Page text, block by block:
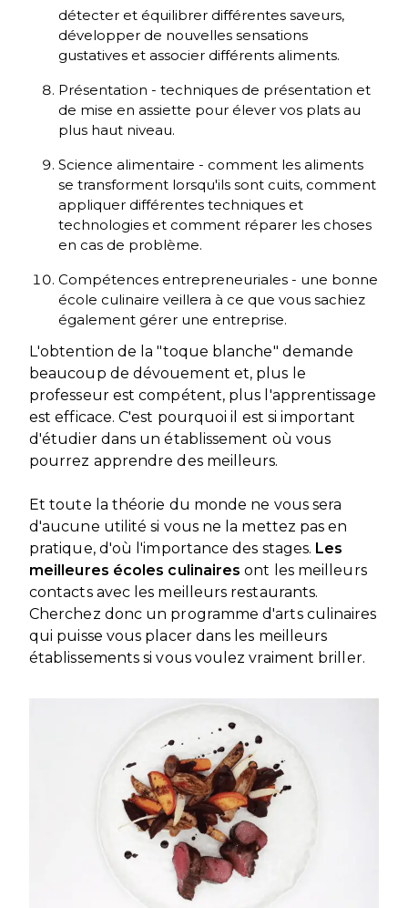
détecter et équilibrer différentes saveurs,
développer de nouvelles sensations
gustatives et associer différents aliments.
Présentation - techniques de présentation et
de mise en assiette pour élever vos plats au
plus haut niveau.
Science alimentaire - comment les aliments
se transforment lorsqu'ils sont cuits, comment
appliquer différentes techniques et
technologies et comment réparer les choses
en cas de problème.
Compétences entrepreneuriales - une bonne
école culinaire veillera à ce que vous sachiez
également gérer une entreprise.
L'obtention de la "toque blanche" demande
beaucoup de dévouement et, plus le
professeur est compétent, plus l'apprentissage
est efficace. C'est pourquoi il est si important
d'étudier dans un établissement où vous
pourrez apprendre des meilleurs.
Et toute la théorie du monde ne vous sera
d'aucune utilité si vous ne la mettez pas en
pratique, d'où l'importance des stages. Les
meilleures écoles culinairesont les meilleurs
contacts avec les meilleurs restaurants.
Cherchez donc un programme d'arts culinaires
qui puisse vous placer dans les meilleurs
établissements si vous voulez vraiment briller.